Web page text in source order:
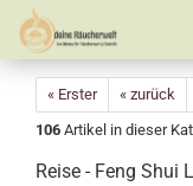
« Erster « zurück
106 Artikel in dieser
Reise - Feng Shui